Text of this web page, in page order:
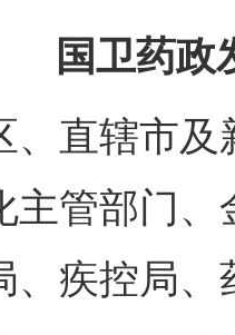
国卫药政
、直辖市
主管部门
、疾控局、